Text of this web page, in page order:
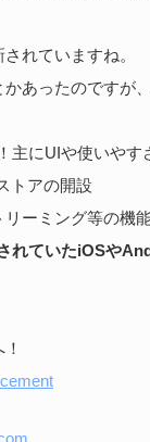
れていますね。
あったのですが
主にUIや使いや
トアの開設
リーミング等の機
れていたiOSや